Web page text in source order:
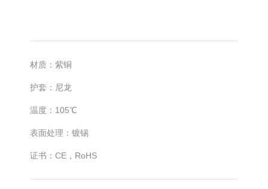
材质：紫铜
护套：尼龙
温度：105℃
表面处理：镀锡
证书：CE，RoHS